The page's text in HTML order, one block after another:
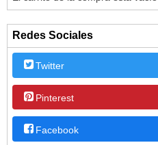
Redes Sociales
Twitter
Pinterest
Facebook